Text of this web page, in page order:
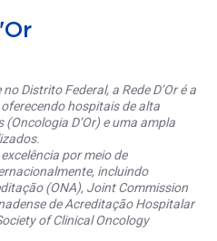
Distrito Federal, a Rede D’Or é a
hospitais de alta
D’Or) e uma ampla
por meio de
incluindo
(ONA), Joint Commission
de Acreditação Hospitalar
of Clinical Oncology